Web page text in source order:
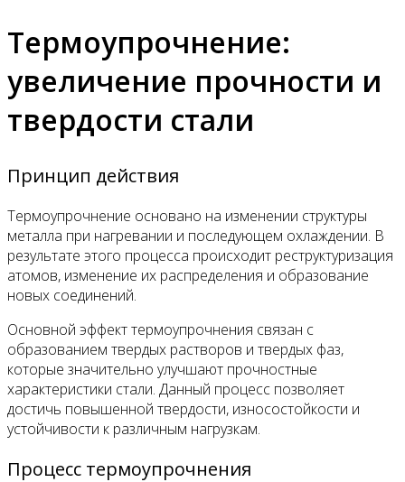
Термоупрочнение:
увеличение прочности и
твердости стали
Принцип действия
Термоупрочнение основано на изменении структуры
металла при нагревании и последующем охлаждении. В
результате этого процесса происходит реструктуризация
атомов, изменение их распределения и образование
новых соединений.
Основной эффект термоупрочнения связан с
образованием твердых растворов и твердых фаз,
которые значительно улучшают прочностные
характеристики стали. Данный процесс позволяет
достичь повышенной твердости, износостойкости и
устойчивости к различным нагрузкам.
Процесс термоупрочнения